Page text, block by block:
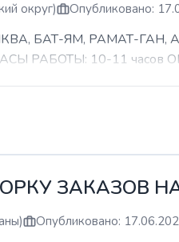
округ) Опубликовано:
БАТ-ЯМ, РАМАТ-
РАБОТЫ: 10-11 часов
ЗАКАЗОВ
Опубликовано: